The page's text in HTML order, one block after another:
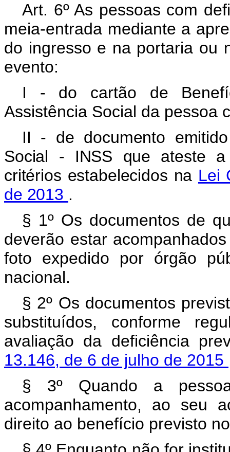
Art. 6º As pessoas com
meia-entrada mediante a
do ingresso e na portaria ou
evento:
I - do cartão de
Assistência Social da pessoa
II - de documento
Social - INSS que ateste
critérios estabelecidos na Lei
de 2013 .
§ 1º Os documentos de
deverão estar
foto expedido por órgão
nacional.
§ 2º Os documentos
substituídos, conforme
avaliação da deficiência
13.146, de 6 de julho de 2015
§ 3º Quando a
acompanhamento, ao seu
direito ao benefício previsto